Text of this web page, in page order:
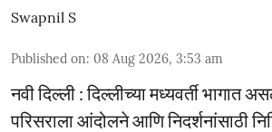
Swapnil S
Published on: 08 Aug 2026, 3:53 am
नवी दिल्ली : दिल्लीच्या मध्यवर्ती भागात
परिसराला आंदोलने आणि निदर्शनांसाठी